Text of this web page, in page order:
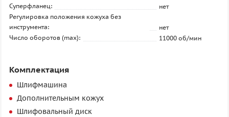
Суперфланец:
нет
Регулировка положения кожуха без
инструмента:
нет
Число оборотов (max):
11000 об/мин
Комплектация
Шлифмашина
Дополнительным кожух
Шлифовальный диск